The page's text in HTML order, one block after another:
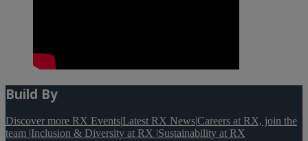
Build By
Discover more RX Events|Latest RX News|Careers at RX, join the
team |Inclusion & Diversity at RX |Sustainability at RX